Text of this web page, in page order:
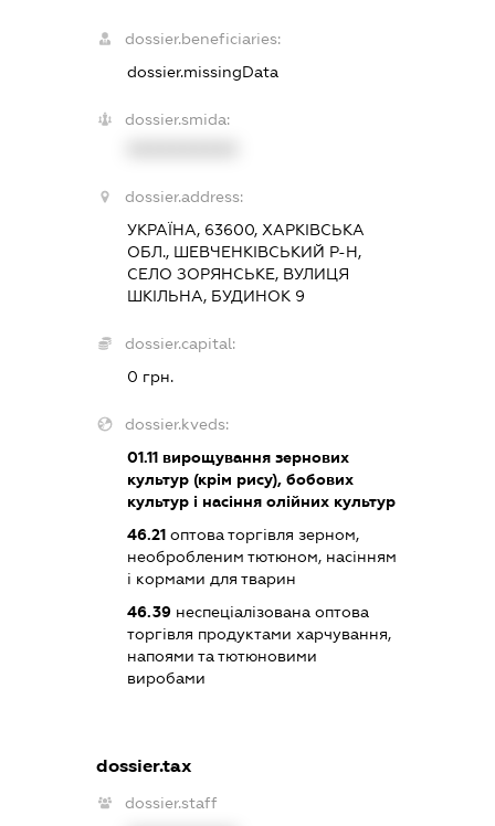
dossier.beneficiaries:
dossier.missingData
dossier.smida:
dossier.address:
УКРАЇНА, 63600, ХАРКІВСЬКА
ОБЛ., ШЕВЧЕНКІВСЬКИЙ Р-Н,
СЕЛО ЗОРЯНСЬКЕ, ВУЛИЦЯ
ШКІЛЬНА, БУДИНОК 9
dossier.capital:
0 грн.
dossier.kveds:
01.11 вирощування зернових
культур (крім рису), бобових
культур і насіння олійних культур
46.21 оптова торгівля зерном,
необробленим тютюном, насінням
і кормами для тварин
46.39 неспеціалізована оптова
торгівля продуктами харчування,
напоями та тютюновими
виробами
dossier.tax
dossier.staff